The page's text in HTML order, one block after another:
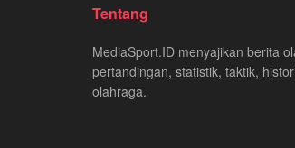
Tentang
MediaSport.ID menyajikan berita
pertandingan, statistik, taktik,
olahraga.